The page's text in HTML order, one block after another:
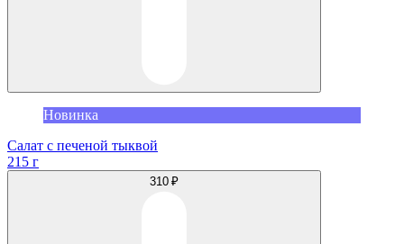
Новинка
Салат с печеной тыквой
215 г
310 ₽